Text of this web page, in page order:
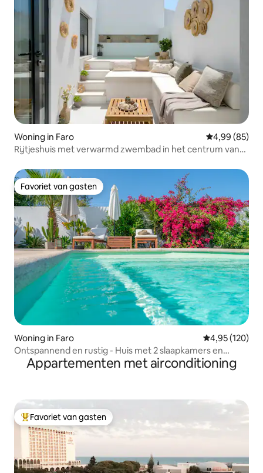
Woning in Faro Gemiddelde
4,99 (85)
Rijtjeshuis met verwarmd zwembad in het centrum van
Favoriet van gasten
Favoriet van gasten
Woning in Faro Gemiddelde
4,95 (120)
Ontspannend en rustig - Huis met 2 slaapkamers en
zwembad
Appartementen met airconditioning
Topfavoriet van gasten
Favoriet van gasten